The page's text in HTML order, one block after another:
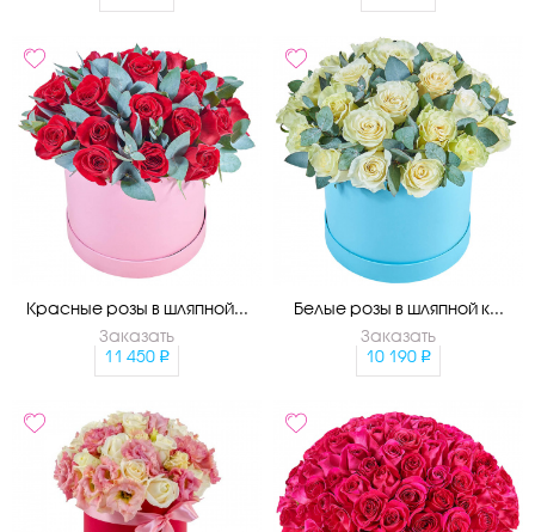
Красные розы в шляпной...
Заказать
11 450
Белые розы в шляпной к...
Заказать
10 190